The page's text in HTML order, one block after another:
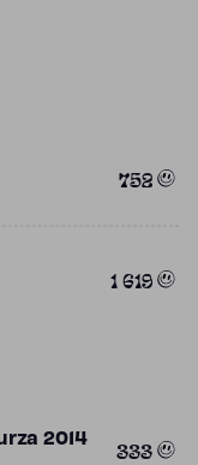
752
1 619
2014 333